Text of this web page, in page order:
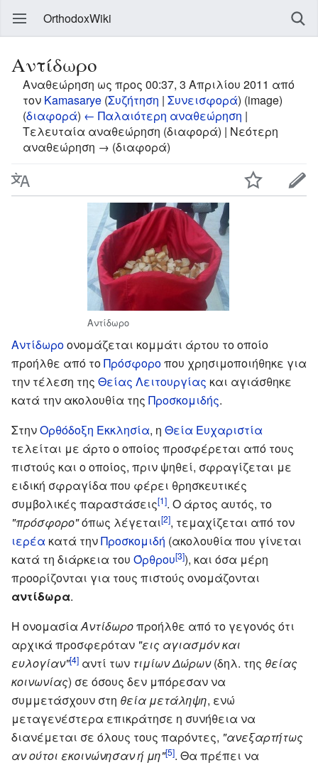
OrthodoxWiki
Αντίδωρο
Αναθεώρηση ως προς 00:37, 3 Απριλίου 2011 από
τον Kamasarye (Συζήτηση | Συνεισφορά) (image)
(διαφορά) ← Παλαιότερη αναθεώρηση |
Τελευταία αναθεώρηση (διαφορά) | Νεότερη
αναθεώρηση → (διαφορά)
Αντίδωρο
Αντίδωροονομάζεται κομμάτι άρτου το οποίο
προήλθε από τοΠρόσφοροπου χρησιμοποιήθηκε για
την τέλεση της Θείας Λειτουργίας και αγιάσθηκε
κατά την ακολουθία της Προσκομιδής.
ΣτηνΟρθόδοξη Εκκλησία, η Θεία Ευχαριστία
τελείται με άρτο ο οποίος προσφέρεται από τους
πιστούς και ο οποίος, πριν ψηθεί, σφραγίζεται με
ειδική σφραγίδα που φέρει θρησκευτικές
συμβολικές παραστάσεις[1]. Ο άρτος αυτός, το
"πρόσφορο"όπως λέγεται[2], τεμαχίζεται από τον
ιερέα κατά τηνΠροσκομιδή (ακολουθία που γίνεται
κατά τη διάρκεια του Όρθρου[3]), και όσα μέρη
προορίζονται για τους πιστούς ονομάζονται
αντίδωρα.
Η ονομασίαΑντίδωροπροήλθε από το γεγονός ότι
αρχικά προσφερόταν "εις αγιασμόν και
ευλογίαν"[4] αντί των τιμίων Δώρων(δηλ. της θείας
κοινωνίας) σε όσους δεν μπόρεσαν να
συμμετάσχουν στη θεία μετάληψη, ενώ
μεταγενέστερα επικράτησε η συνήθεια να
διανέμεται σε όλους τους παρόντες, "ανεξαρτήτως
αν ούτοι εκοινώνησαν ή μη"[5]. Θα πρέπει να